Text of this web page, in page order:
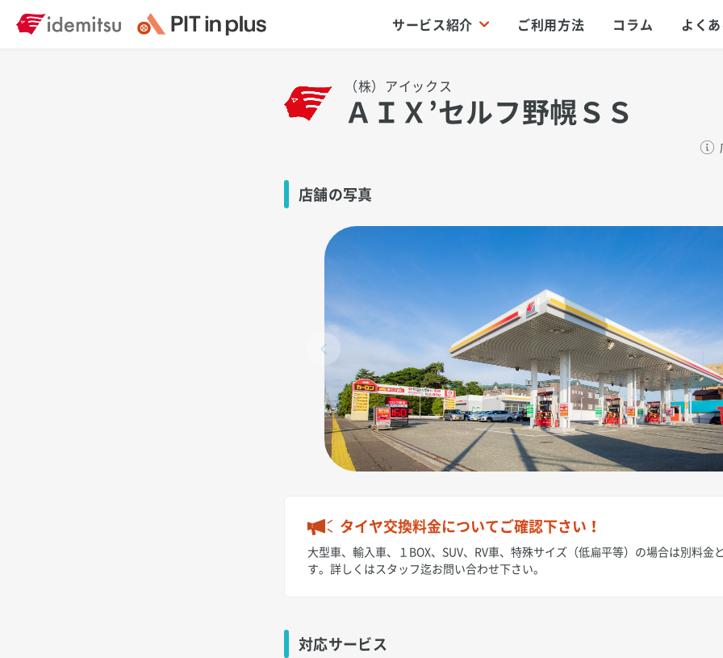
サービス紹介 ご利用方法 コラム よく
（株）アイックス
ＡＩＸ’セルフ野幌ＳＳ
店舗の写真
タイヤ交換料金についてご確認下さい！
大型車、輸入車、１BOX、SUV、RV車、特殊サイズ（低扁平等）の場合は別料金
す。詳しくはスタッフ迄お問い合わせ下さい。
対応サービス